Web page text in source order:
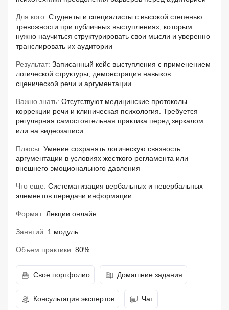
Для кого: Студенты и специалисты с высокой степенью
тревожности при публичных выступлениях, которым
нужно научиться структурировать свои мысли и уверенно
транслировать их аудитории
Результат: Записанный кейс выступления с применением
логической структуры, демонстрация навыков
сценической речи и аргументации
Важно знать: Отсутствуют медицинские протоколы
коррекции речи и клиническая психология. Требуется
регулярная самостоятельная практика перед зеркалом
или на видеозаписи
Плюсы: Умение сохранять логическую связность
аргументации в условиях жесткого регламента или
внешнего эмоционального давления
Что еще: Систематизация вербальных и невербальных
элементов передачи информации
Формат: Лекции онлайн
Занятий: 1 модуль
Объем практики: 80%
Свое портфолио Домашние задания
Консультация экспертов Чат